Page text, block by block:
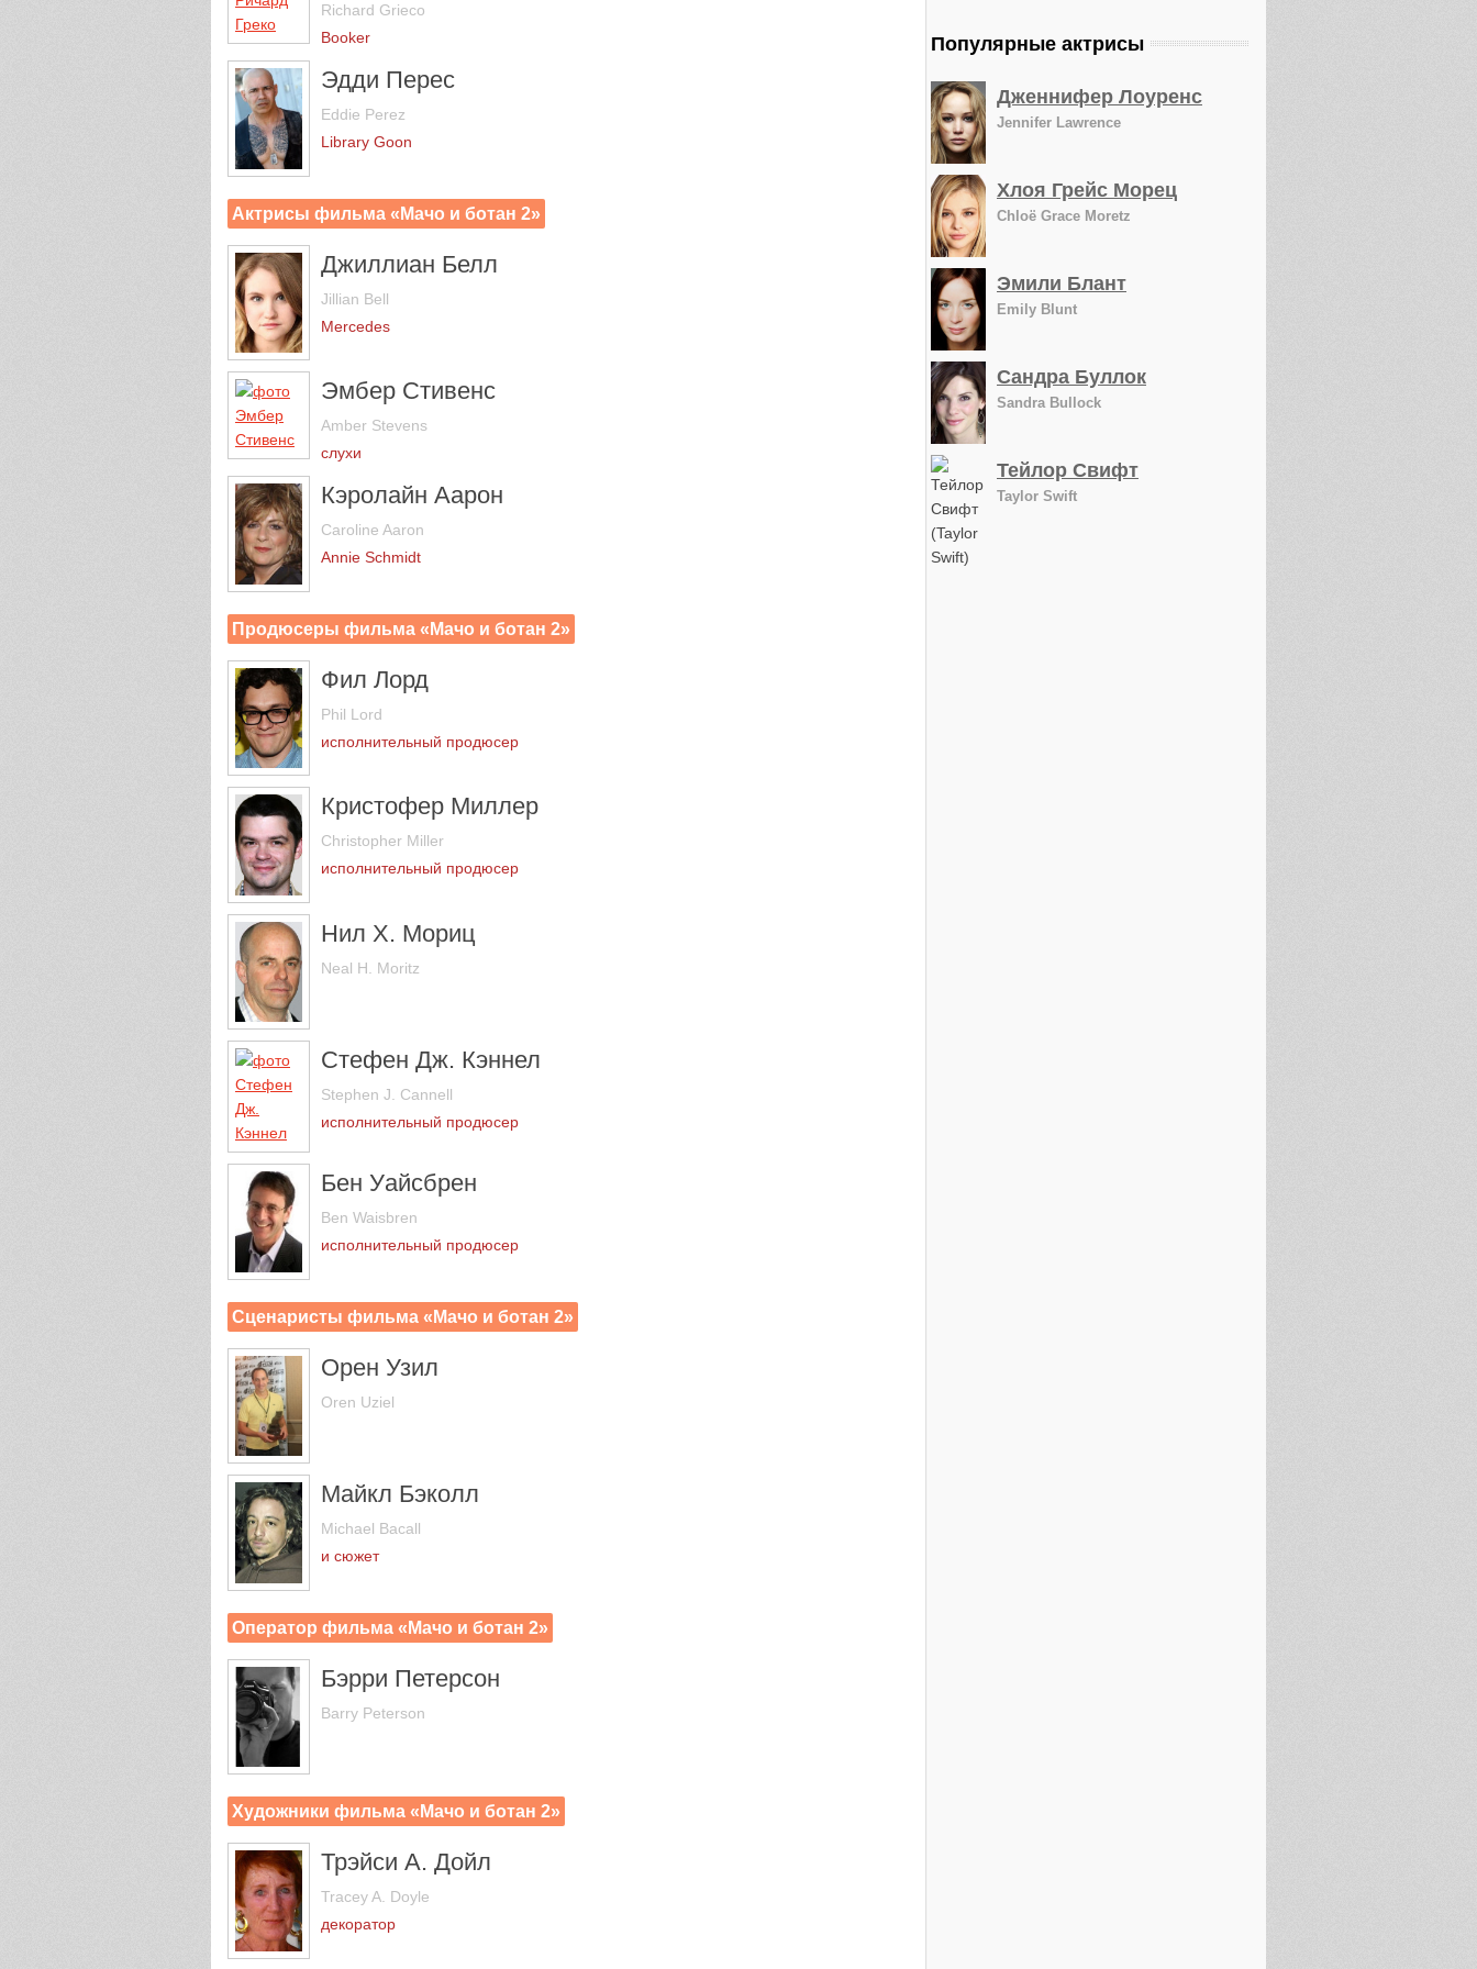
Richard Grieco
Booker
Эдди Перес
Eddie Perez
Library Goon
Актрисы фильма «Мачо и ботан 2»
Джиллиан Белл
Jillian Bell
Mercedes
Эмбер Стивенс
Amber Stevens
слухи
Кэролайн Аарон
Caroline Aaron
Annie Schmidt
Продюсеры фильма «Мачо и ботан 2»
Фил Лорд
Phil Lord
исполнительный продюсер
Кристофер Миллер
Christopher Miller
исполнительный продюсер
Нил Х. Мориц
Neal H. Moritz
Стефен Дж. Кэннел
Stephen J. Cannell
исполнительный продюсер
Бен Уайсбрен
Ben Waisbren
исполнительный продюсер
Сценаристы фильма «Мачо и ботан 2»
Орен Узил
Oren Uziel
Майкл Бэколл
Michael Bacall
и сюжет
Оператор фильма «Мачо и ботан 2»
Бэрри Петерсон
Barry Peterson
Художники фильма «Мачо и ботан 2»
Трэйси А. Дойл
Tracey A. Doyle
декоратор
Популярные актрисы
Дженнифер Лоуренс
Jennifer Lawrence
Хлоя Грейс Морец
Chloë Grace Moretz
Эмили Блант
Emily Blunt
Сандра Буллок
Sandra Bullock
Тейлор Свифт
Taylor Swift